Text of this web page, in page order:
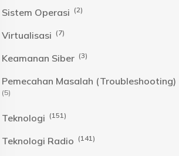
Sistem Operasi (2)
Virtualisasi (7)
Keamanan Siber (3)
Pemecahan Masalah (Troubleshooting)
(5)
Teknologi (151)
Teknologi Radio (141)